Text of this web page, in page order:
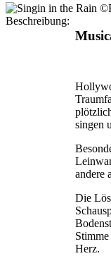
Beschreibung:
singen
andere
Die
Herz.